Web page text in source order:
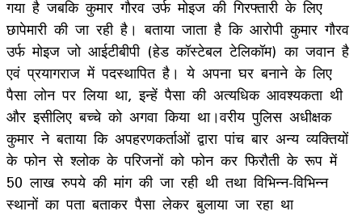
गया है जबकि कुमार गौरव उर्फ मोइज की गिरफ्तारी के लिए
छापेमारी की जा रही है। बताया जाता है कि आरोपी कुमार गौरव
उर्फ मोइज जो आईटीबीपी (हेड कॉस्टेबल टेलिकॉम) का जवान है
एवं प्रयागराज में पदस्थापित है। ये अपना घर बनाने के लिए
पैसा लोन पर लिया था, इन्हें पैसा की अत्यधिक आवश्यकता थी
और इसीलिए बच्चे को अगवा किया था।वरीय पुलिस अधीक्षक
कुमार ने बताया कि अपहरणकर्ताओं द्वारा पांच बार अन्य व्यक्तियों
के फोन से श्लोक के परिजनों को फोन कर फिरौती के रूप में
50 लाख रुपये की मांग की जा रही थी तथा विभिन्न-विभिन्न
स्थानों का पता बताकर पैसा लेकर बुलाया जा रहा था